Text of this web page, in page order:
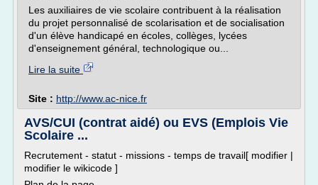
Les auxiliaires de vie scolaire contribuent à la réalisation
du projet personnalisé de scolarisation et de socialisation
d'un élève handicapé en écoles, collèges, lycées
d'enseignement général, technologique ou...
Lire la suite
Site : http://www.ac-nice.fr
AVS/CUI (contrat aidé) ou EVS (Emplois Vie
Scolaire ...
Recrutement - statut - missions - temps de travail[ modifier |
modifier le wikicode ]